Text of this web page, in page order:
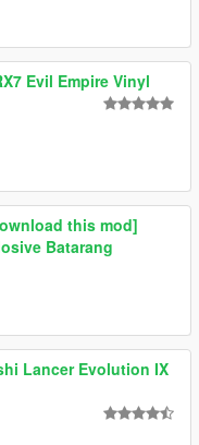
Evil Empire Vinyl
this mod]
Batarang
Lancer Evolution IX